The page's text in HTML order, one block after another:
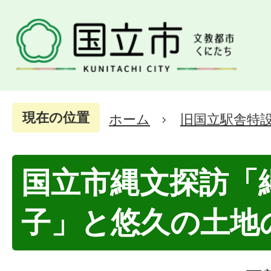
現在の位置 ホーム 旧国立駅舎特
国立市縄文探訪「
子」と悠久の土地